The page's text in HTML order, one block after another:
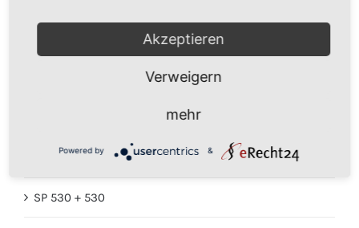
Kobold Wischsauger SP 520 + 530 + 600
VORWERK KOBOLD 200
SP 530 + 530
Akzeptieren
Verweigern
mehr
Powered by &